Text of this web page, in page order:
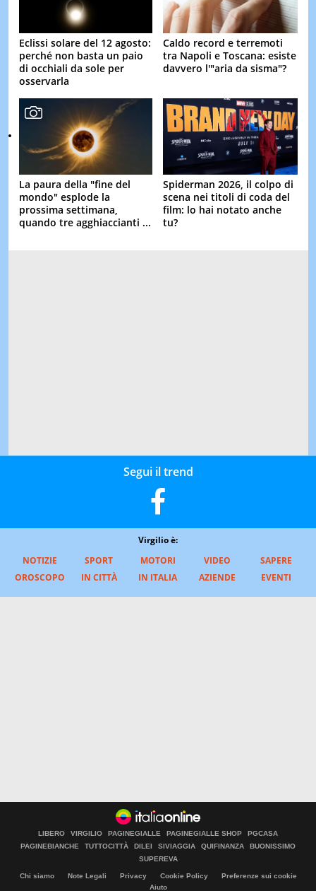
Eclissi solare del 12 agosto:
perché non basta un paio
di occhiali da sole per
osservarla
Caldo record e terremoti
tra Napoli e Toscana: esiste
davvero l'"aria da sisma"?
La paura della "fine del
mondo" esplode la
prossima settimana,
quando tre agghiaccianti ...
Spiderman 2026, il colpo di
scena nei titoli di coda del
film: lo hai notato anche
tu?
Segui il trend
Virgilio è:
NOTIZIE
SPORT MOTORI VIDEO
SAPERE
OROSCOPO
IN CITTÀ IN ITALIA AZIENDE EVENTI
LIBERO VIRGILIO PAGINEGIALLE PAGINEGIALLE SHOP
PGCASA
PAGINEBIANCHE
TUTTOCITTÀ DILEI SIVIAGGIA QUIFINANZA
BUONISSIMO
SUPEREVA
Chi siamo Note Legali Privacy Cookie Policy
Preferenze sui cookie
Aiuto